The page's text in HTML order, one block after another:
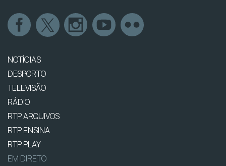
NOTÍCIAS
DESPORTO
TELEVISÃO
RÁDIO
RTP ARQUIVOS
RTP ENSINA
RTP PLAY
EM DIRETO